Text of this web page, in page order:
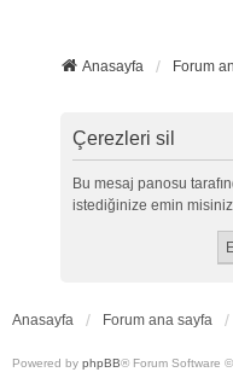
Anasayfa Forum
Çerezleri sil
Bu mesaj panosu
istediğinize emin
Anasayfa Forum ana sayfa
Powered by phpBB® Forum Software